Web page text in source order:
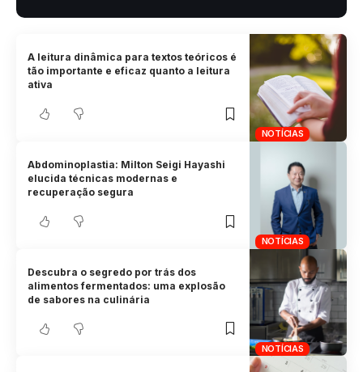
NOTÍCIAS
A leitura dinâmica para textos teóricos é
tão importante e eficaz quanto a leitura
ativa
NOTÍCIAS
Abdominoplastia: Milton Seigi Hayashi
elucida técnicas modernas e
recuperação segura
NOTÍCIAS
Descubra o segredo por trás dos
alimentos fermentados: uma explosão
de sabores na culinária